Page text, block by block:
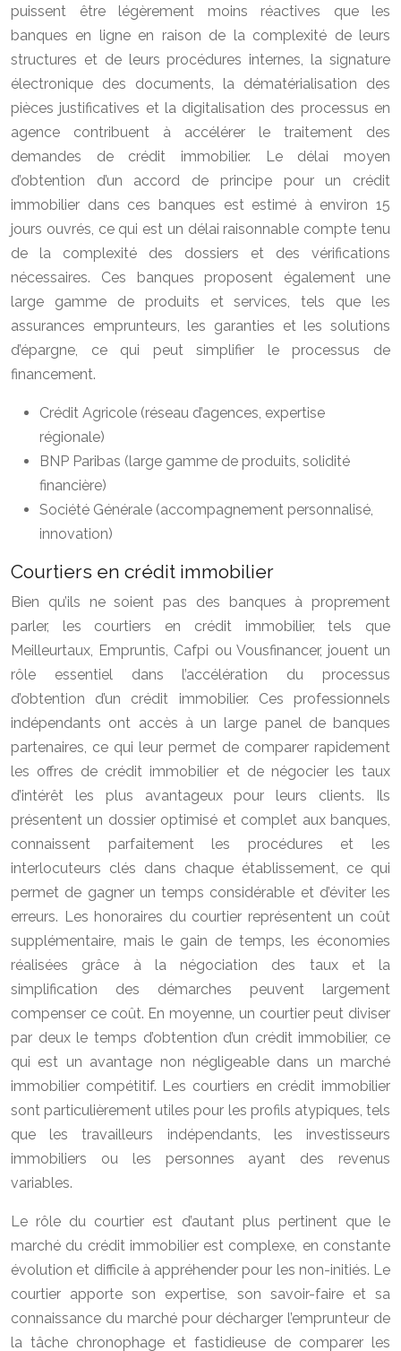
puissent être légèrement moins réactives que les
banques en ligne en raison de la complexité de leurs
structures et de leurs procédures internes, la signature
électronique des documents, la dématérialisation des
pièces justificatives et la digitalisation des processus en
agence contribuent à accélérer le traitement des
demandes de crédit immobilier. Le délai moyen
d’obtention d’un accord de principe pour un crédit
immobilier dans ces banques est estimé à environ 15
jours ouvrés, ce qui est un délai raisonnable compte tenu
de la complexité des dossiers et des vérifications
nécessaires. Ces banques proposent également une
large gamme de produits et services, tels que les
assurances emprunteurs, les garanties et les solutions
d’épargne, ce qui peut simplifier le processus de
financement.
Crédit Agricole (réseau d’agences, expertise
régionale)
BNP Paribas (large gamme de produits, solidité
financière)
Société Générale (accompagnement personnalisé,
innovation)
Courtiers en crédit immobilier
Bien qu’ils ne soient pas des banques à proprement
parler, les courtiers en crédit immobilier, tels que
Meilleurtaux, Empruntis, Cafpi ou Vousfinancer, jouent un
rôle essentiel dans l’accélération du processus
d’obtention d’un crédit immobilier. Ces professionnels
indépendants ont accès à un large panel de banques
partenaires, ce qui leur permet de comparer rapidement
les offres de crédit immobilier et de négocier les taux
d’intérêt les plus avantageux pour leurs clients. Ils
présentent un dossier optimisé et complet aux banques,
connaissent parfaitement les procédures et les
interlocuteurs clés dans chaque établissement, ce qui
permet de gagner un temps considérable et d’éviter les
erreurs. Les honoraires du courtier représentent un coût
supplémentaire, mais le gain de temps, les économies
réalisées grâce à la négociation des taux et la
simplification des démarches peuvent largement
compenser ce coût. En moyenne, un courtier peut diviser
par deux le temps d’obtention d’un crédit immobilier, ce
qui est un avantage non négligeable dans un marché
immobilier compétitif. Les courtiers en crédit immobilier
sont particulièrement utiles pour les profils atypiques, tels
que les travailleurs indépendants, les investisseurs
immobiliers ou les personnes ayant des revenus
variables.
Le rôle du courtier est d’autant plus pertinent que le
marché du crédit immobilier est complexe, en constante
évolution et difficile à appréhender pour les non-initiés. Le
courtier apporte son expertise, son savoir-faire et sa
connaissance du marché pour décharger l’emprunteur de
la tâche chronophage et fastidieuse de comparer les